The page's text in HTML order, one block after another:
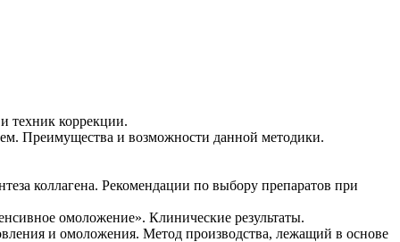
техник коррекции.
Преимущества и возможности данной методики.
коллагена. Рекомендации по выбору препаратов при
омоложение». Клинические результаты.
и омоложения. Метод производства, лежащий в основе